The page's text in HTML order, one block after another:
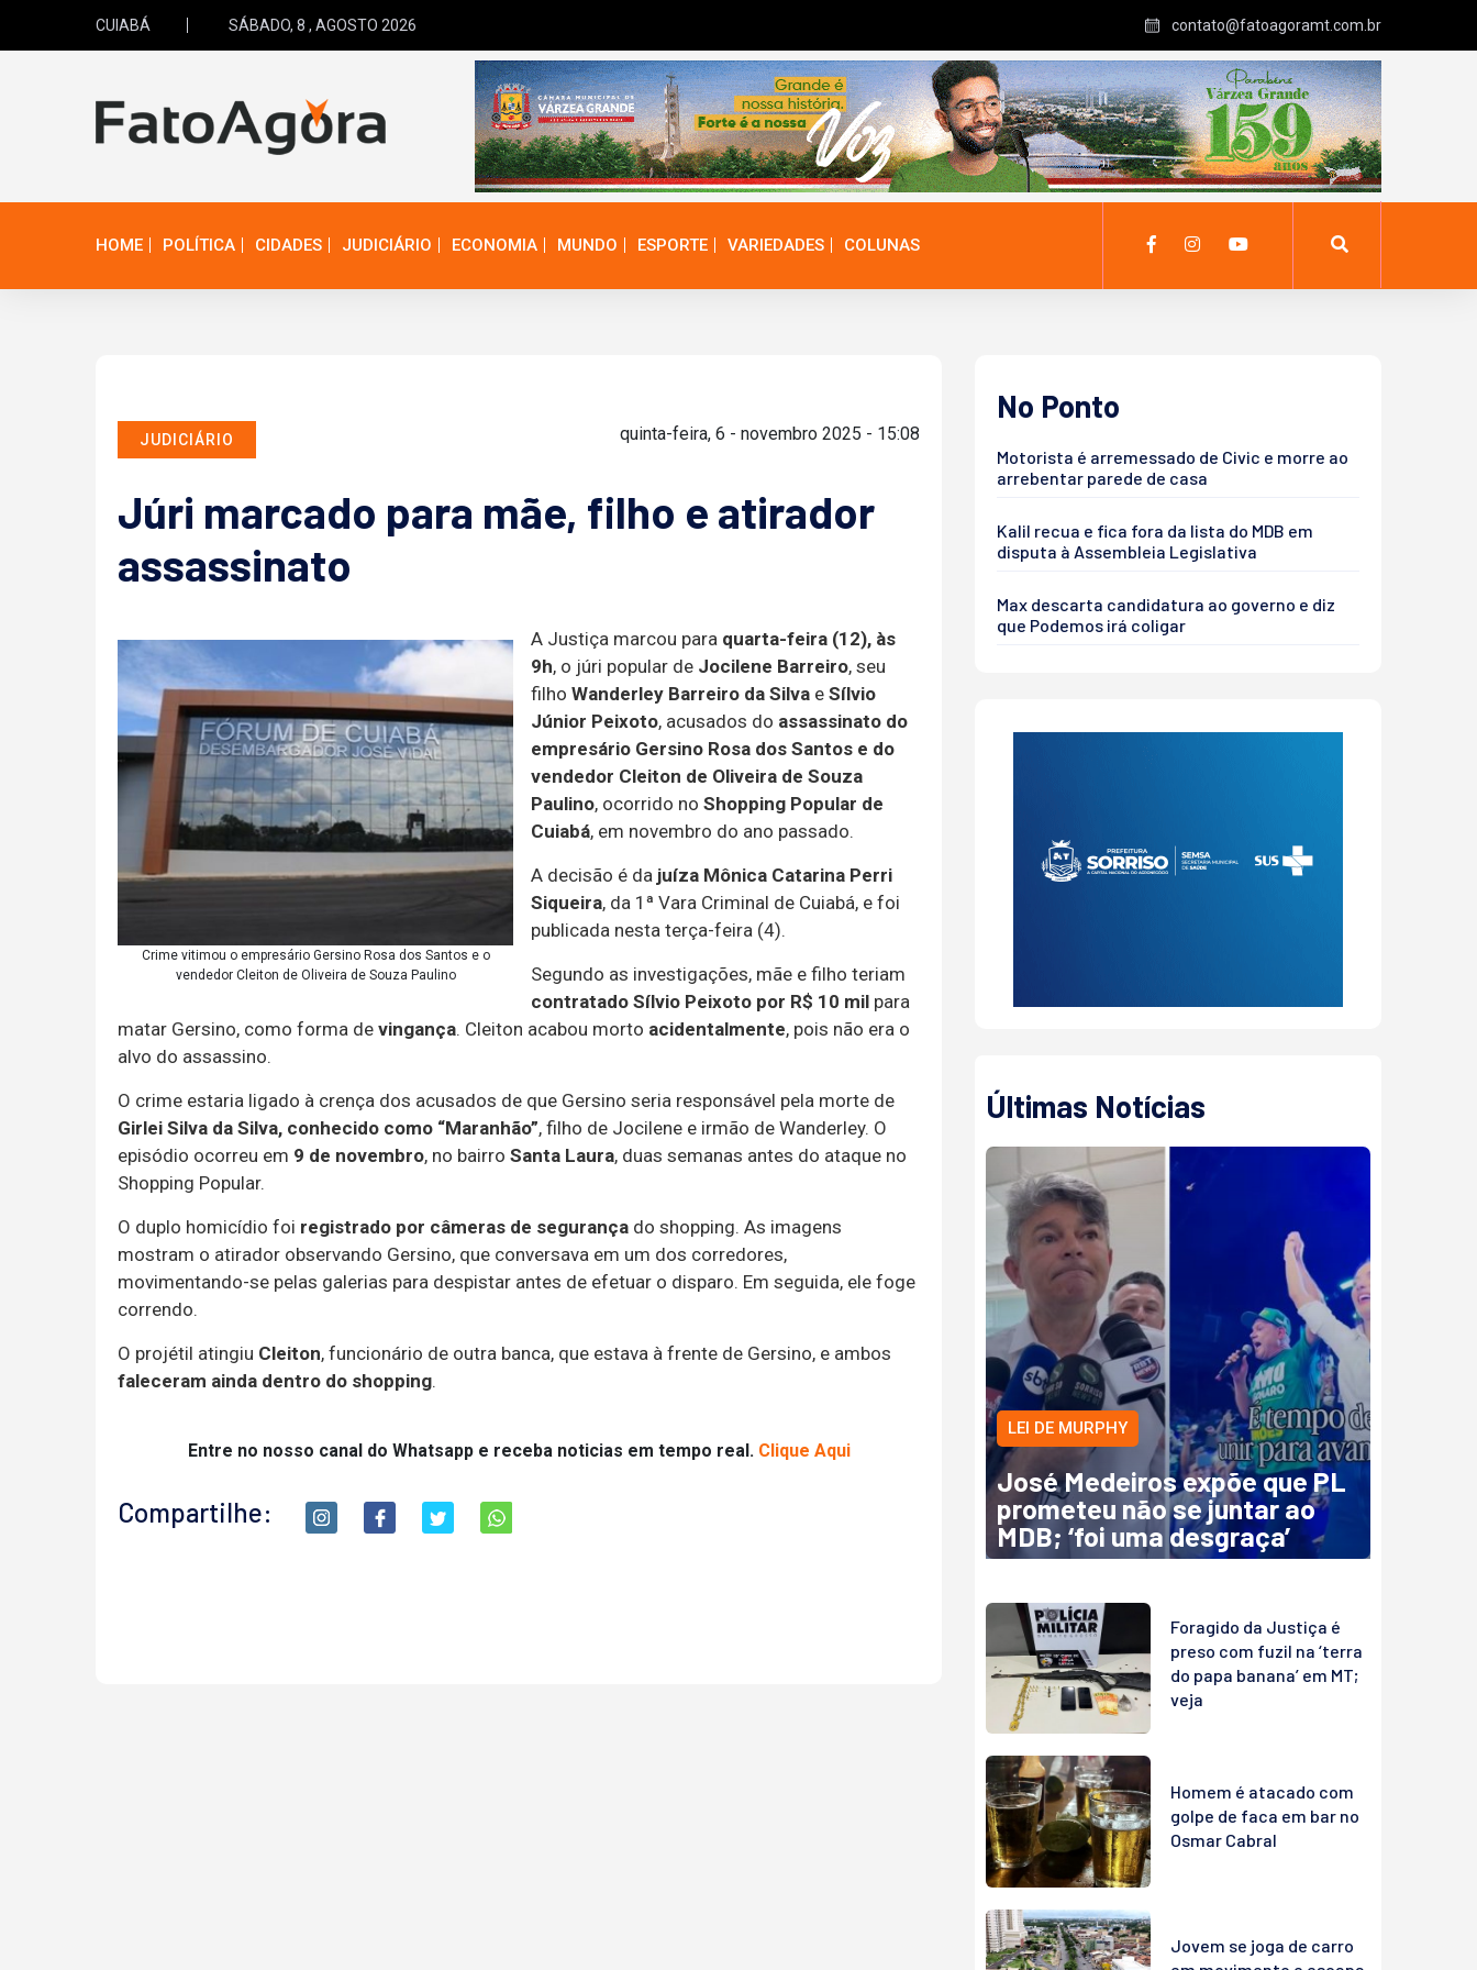
CUIABÁ SÁBADO, 8 , AGOSTO 2026 contato@fatoagoramt.com.br
HOME POLÍTICA CIDADES JUDICIÁRIO ECONOMIA MUNDO ESPORTE VARIEDADES COLUNAS
JUDICIÁRIO quinta-feira, 6 - novembro 2025 - 15:08
Júri marcado para mãe, filho e atirador
assassinato
Crime vitimou o empresário Gersino Rosa dos Santos e o
vendedor Cleiton de Oliveira de Souza Paulino
A Justiça marcou para quarta-feira (12), às
9h, o júri popular de Jocilene Barreiro, seu
filho Wanderley Barreiro da Silva e Sílvio
Júnior Peixoto, acusados do assassinato do
empresário Gersino Rosa dos Santos e do
vendedor Cleiton de Oliveira de Souza
Paulino, ocorrido no Shopping Popular de
Cuiabá, em novembro do ano passado.
A decisão é da juíza Mônica Catarina Perri
Siqueira, da 1ª Vara Criminal de Cuiabá, e foi
publicada nesta terça-feira (4).
Segundo as investigações, mãe e filho teriam
contratado Sílvio Peixoto por R$ 10 mil para
matar Gersino, como forma de vingança. Cleiton acabou morto acidentalmente, pois não era o
alvo do assassino.
O crime estaria ligado à crença dos acusados de que Gersino seria responsável pela morte de
Girlei Silva da Silva, conhecido como “Maranhão”, filho de Jocilene e irmão de Wanderley. O
episódio ocorreu em 9 de novembro, no bairro Santa Laura, duas semanas antes do ataque no
Shopping Popular.
O duplo homicídio foi registrado por câmeras de segurança do shopping. As imagens
mostram o atirador observando Gersino, que conversava em um dos corredores,
movimentando-se pelas galerias para despistar antes de efetuar o disparo. Em seguida, ele foge
correndo.
O projétil atingiu Cleiton, funcionário de outra banca, que estava à frente de Gersino, e ambos
faleceram ainda dentro do shopping.
Entre no nosso canal do Whatsapp e receba noticias em tempo real. Clique Aqui
Compartilhe:
No Ponto
Motorista é arremessado de Civic e morre ao
arrebentar parede de casa
Kalil recua e fica fora da lista do MDB em
disputa à Assembleia Legislativa
Max descarta candidatura ao governo e diz
que Podemos irá coligar
Últimas Notícias
LEI DE MURPHY
José Medeiros expõe que PL
prometeu não se juntar ao
MDB; ‘foi uma desgraça’
Foragido da Justiça é
preso com fuzil na ‘terra
do papa banana’ em MT;
veja
Homem é atacado com
golpe de faca em bar no
Osmar Cabral
Jovem se joga de carro